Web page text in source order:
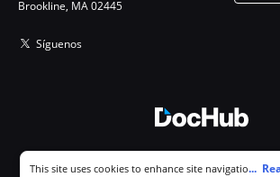
Brookline, MA 02445
Síguenos
Cookie consent notice
This site uses cookies to enhance site navigation and
...